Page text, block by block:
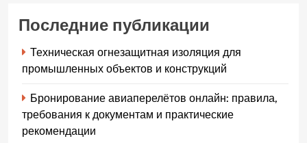
Последние публикации
Техническая огнезащитная изоляция для
промышленных объектов и конструкций
Бронирование авиаперелётов онлайн: правила,
требования к документам и практические
рекомендации